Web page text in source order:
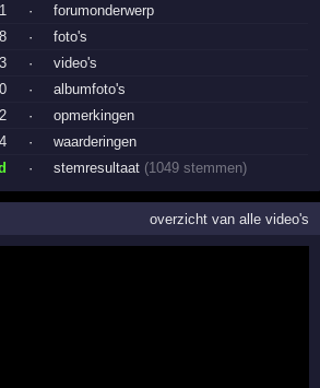
1
· forumonderwerp
·
foto's
3
·
video's
·
albumfoto's
·
opmerkingen
·
waarderingen
· stemresultaat (1049 stemmen)
overzicht van alle video's